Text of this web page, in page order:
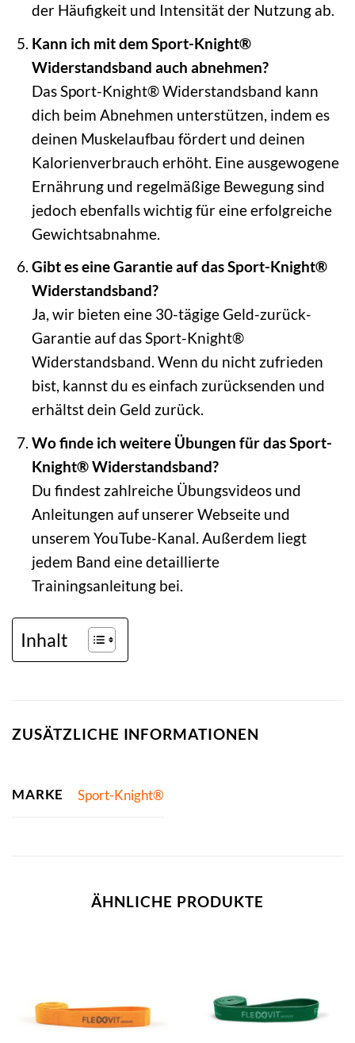
der Häufigkeit und Intensität der Nutzung ab.
Kann ich mit dem Sport-Knight®
Widerstandsband auch abnehmen?
Das Sport-Knight® Widerstandsband kann
dich beim Abnehmen unterstützen, indem es
deinen Muskelaufbau fördert und deinen
Kalorienverbrauch erhöht. Eine ausgewogene
Ernährung und regelmäßige Bewegung sind
jedoch ebenfalls wichtig für eine erfolgreiche
Gewichtsabnahme.
Gibt es eine Garantie auf das Sport-Knight®
Widerstandsband?
Ja, wir bieten eine 30-tägige Geld-zurück-
Garantie auf das Sport-Knight®
Widerstandsband. Wenn du nicht zufrieden
bist, kannst du es einfach zurücksenden und
erhältst dein Geld zurück.
Wo finde ich weitere Übungen für das Sport-
Knight® Widerstandsband?
Du findest zahlreiche Übungsvideos und
Anleitungen auf unserer Webseite und
unserem YouTube-Kanal. Außerdem liegt
jedem Band eine detaillierte
Trainingsanleitung bei.
Inhalt
ZUSÄTZLICHE INFORMATIONEN
MARKE Sport-Knight®
ÄHNLICHE PRODUKTE